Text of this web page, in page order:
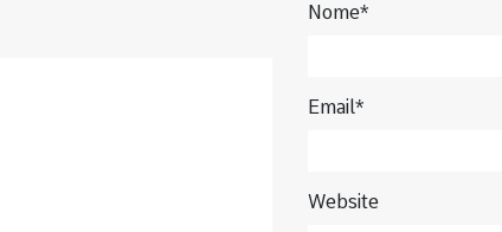
Nome*
Email*
Website